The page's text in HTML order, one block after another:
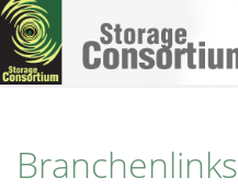
Direkt
zum
Inhalt
Branchenlinks